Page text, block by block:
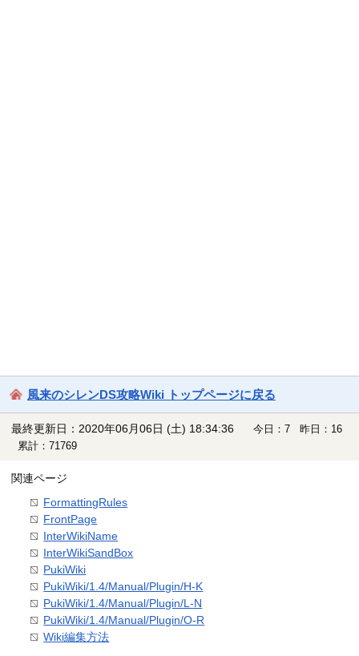
風来のシレンDS攻略Wiki トップページに戻る
最終更新日：2020年06月06日 (土) 18:34:36
今日：7 昨日：16
累計：71769
関連ページ
FormattingRules
FrontPage
InterWikiName
InterWikiSandBox
PukiWiki
PukiWiki/1.4/Manual/Plugin/H-K
PukiWiki/1.4/Manual/Plugin/L-N
PukiWiki/1.4/Manual/Plugin/O-R
Wiki編集方法